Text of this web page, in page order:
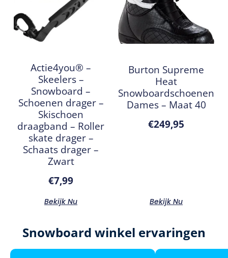
Actie4you® –
Skeelers –
Snowboard –
Schoenen drager –
Skischoen
draagband – Roller
skate drager –
Schaats drager –
Zwart
€7,99
Bekijk Nu
Burton Supreme
Heat
Snowboardschoenen
Dames – Maat 40
€249,95
Bekijk Nu
Snowboard winkel ervaringen